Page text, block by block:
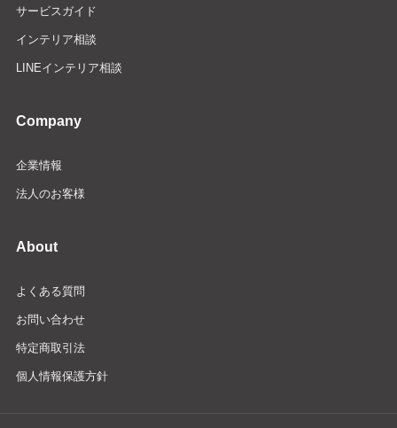
サービスガイド
インテリア相談
LINEインテリア相談
Company
企業情報
法人のお客様
About
よくある質問
お問い合わせ
特定商取引法
個人情報保護方針